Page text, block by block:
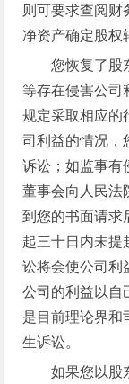
则可要求查阅财
净资产确定股权
您恢复了股
等存在侵害公司
规定采取相应的
司利益的情况，
诉讼；如监事有
董事会向人民法
到您的书面请求
起三十日内未提
讼将会使公司利
公司的利益以自
是目前理论界和
生诉讼。
如果您以股